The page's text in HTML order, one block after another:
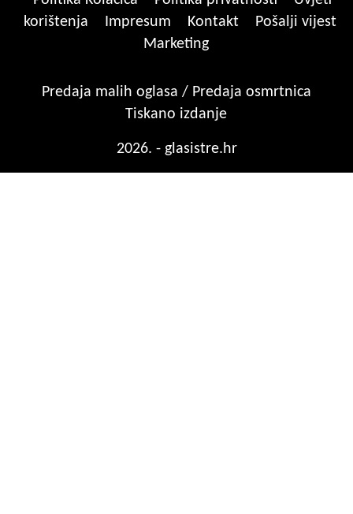
korištenja
Impresum Kontakt
Pošalji vijest
Marketing
Predaja malih oglasa / Predaja osmrtnica
Tiskano izdanje
2026. - glasistre.hr